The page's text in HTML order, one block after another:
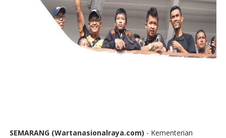
SEMARANG (Wartanasionalraya.com) - Kementerian